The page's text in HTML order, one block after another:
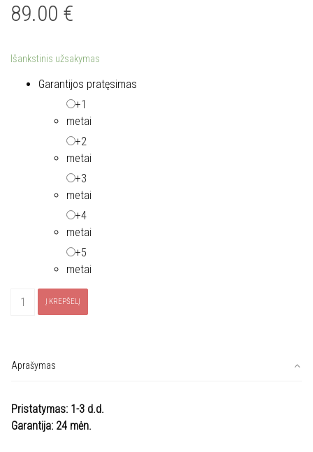
89.00 €
Išankstinis užsakymas
Garantijos pratęsimas
+1
metai
+2
metai
+3
metai
+4
metai
+5
metai
produkto
ETA121090000
Į KREPŠELĮ
Aprašymas
Pristatymas: 1-3 d.d.
Garantija: 24 mėn.